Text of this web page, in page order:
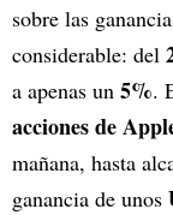
sobre las
considerable: del
a apenas un 5%.
acciones de
mañana, hasta
ganancia de unos